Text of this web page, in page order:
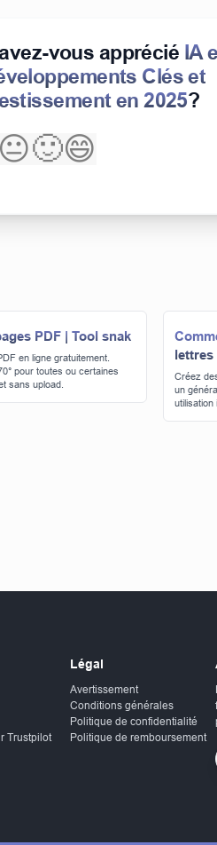
vous apprécié IA
Clés et
en 2025?
😐🙂😄
PDF | Tool snak
en ligne gratuitement.
pour toutes ou certaines
sans upload.
lettres
Créez
un
utilisation
Trustpilot
Légal
Avertissement
Conditions générales
Politique de confidentialité
Politique de remboursement